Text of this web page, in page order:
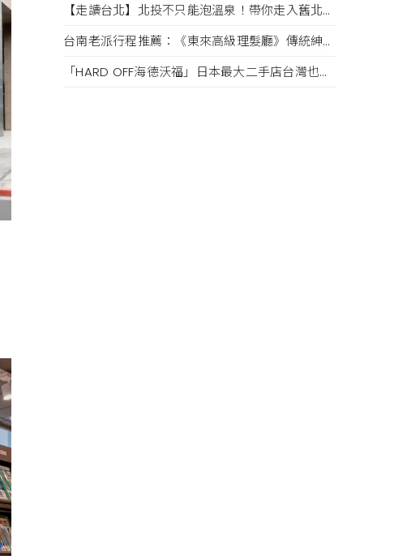
【走讀台北】北投不只能泡溫泉！帶你走入舊北投的老街巷弄，探索老台北的迷人風情
台南老派行程推薦：《東來高級理髮廳》傳統紳士小姐的高級坐洗體驗、掏耳、按摩一次滿足！
「HARD OFF海德沃福」日本最大二手店台灣也逛得到，3C、名牌、古著逛不完，快點來挖寶吧！